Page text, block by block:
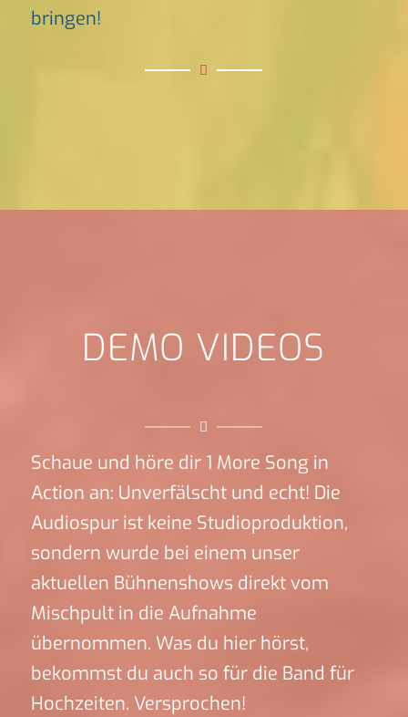
bringen!
DEMO VIDEOS
Schaue und höre dir 1 More Song in
Action an: Unverfälscht und echt! Die
Audiospur ist keine Studioproduktion,
sondern wurde bei einem unser
aktuellen Bühnenshows direkt vom
Mischpult in die Aufnahme
übernommen. Was du hier hörst,
bekommst du auch so für die Band für
Hochzeiten. Versprochen!